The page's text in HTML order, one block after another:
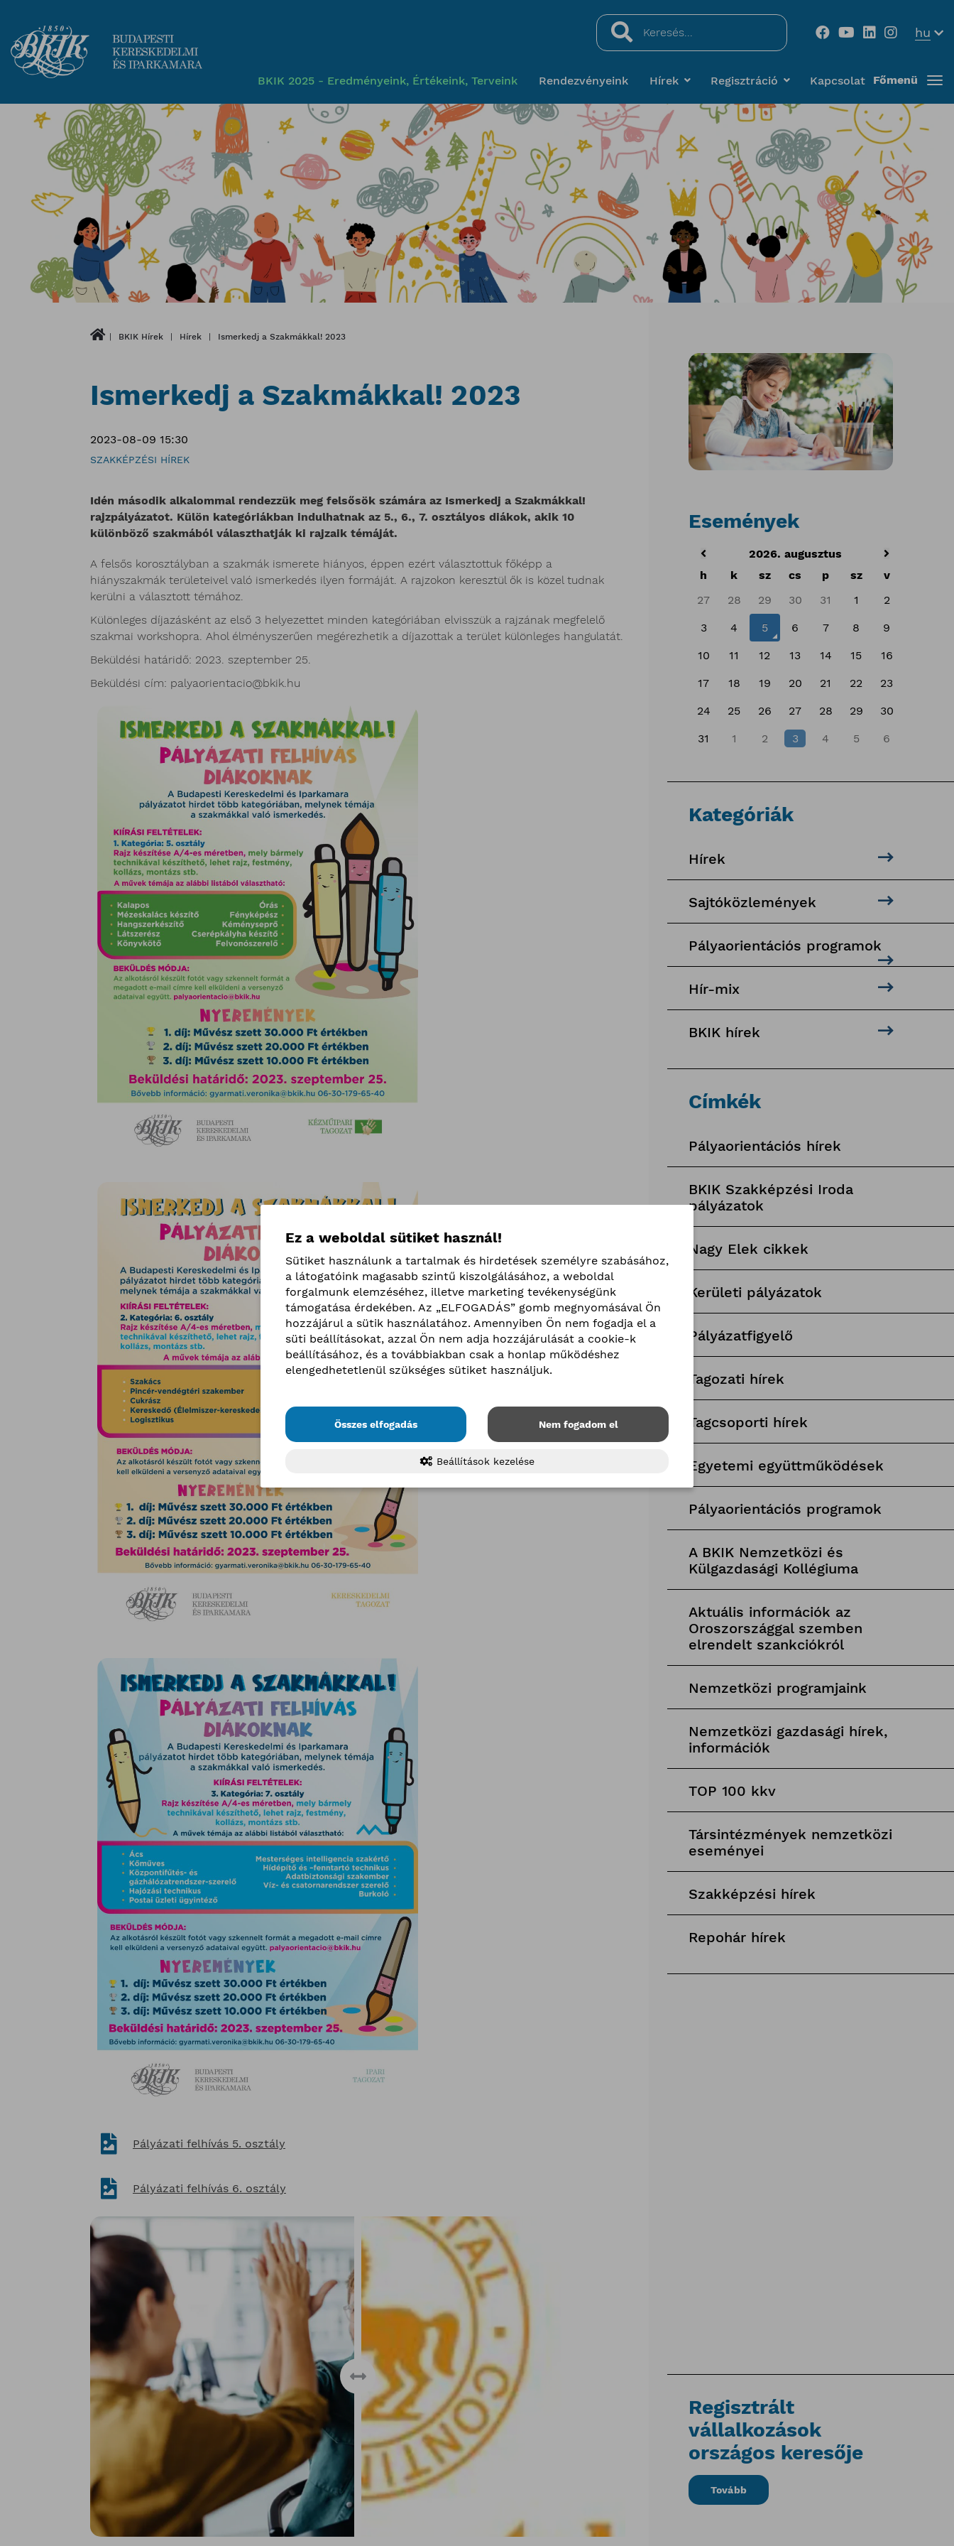
Keresés...
hu
BKIK 2025 - Eredményeink, Értékeink, Terveink Rendezvényeink Hírek Regisztráció Kapcsolat Főmenü
BKIK Hírek Hírek Ismerkedj a Szakmákkal! 2023
Ismerkedj a Szakmákkal! 2023
2023-08-09 15:30
SZAKKÉPZÉSI HÍREK
Idén második alkalommal rendezzük meg felsősök számára az Ismerkedj a Szakmákkal!
rajzpályázatot. Külön kategóriákban indulhatnak az 5., 6., 7. osztályos diákok, akik 10
különböző szakmából választhatják ki rajzaik témáját.
A felsős korosztályban a szakmák ismerete hiányos, éppen ezért választottuk főképp a
hiányszakmák területeivel való ismerkedés ilyen formáját. A rajzokon keresztül ők is közel tudnak
kerülni a választott témához.
Különleges díjazásként az első 3 helyezettet minden kategóriában elvisszük a rajzának megfelelő
szakmai workshopra. Ahol élményszerűen megérezhetik a díjazottak a terület különleges hangulatát.
Beküldési határidő: 2023. szeptember 25.
Beküldési cím: palyaorientacio@bkik.hu
Pályázati felhívás 5. osztály
Pályázati felhívás 6. osztály
Események
2026. augusztus
h
k sz cs p sz
v
27
28 29 30 31 1 2
3 4 5 6 7 8 9
10 11 12 13 14 15 16
17 18 19 20 21 22 23
24 25 26 27 28 29 30
31 1 2 3 4 5 6
Kategóriák
Hírek
Sajtóközlemények
Pályaorientációs programok
Hír-mix
BKIK hírek
Címkék
Pályaorientációs hírek
BKIK Szakképzési Iroda
pályázatok
Nagy Elek cikkek
Kerületi pályázatok
Pályázatfigyelő
Tagozati hírek
Tagcsoporti hírek
Egyetemi együttműködések
Pályaorientációs programok
A BKIK Nemzetközi és
Külgazdasági Kollégiuma
Aktuális információk az
Oroszországgal szemben
elrendelt szankciókról
Nemzetközi programjaink
Nemzetközi gazdasági hírek,
információk
TOP 100 kkv
Társintézmények nemzetközi
eseményei
Szakképzési hírek
Repohár hírek
Regisztrált
vállalkozások
országos keresője
Tovább
Ez a weboldal sütiket használ!
Sütiket használunk a tartalmak és hirdetések személyre szabásához,
a látogatóink magasabb szintű kiszolgálásához, a weboldal
forgalmunk elemzéséhez, illetve marketing tevékenységünk
támogatása érdekében. Az „ELFOGADÁS” gomb megnyomásával Ön
hozzájárul a sütik használatához. Amennyiben Ön nem fogadja el a
süti beállításokat, azzal Ön nem adja hozzájárulását a cookie-k
beállításához, és a továbbiakban csak a honlap működéshez
elengedhetetlenül szükséges sütiket használjuk.
Összes elfogadás Nem fogadom el
Beállítások kezelése